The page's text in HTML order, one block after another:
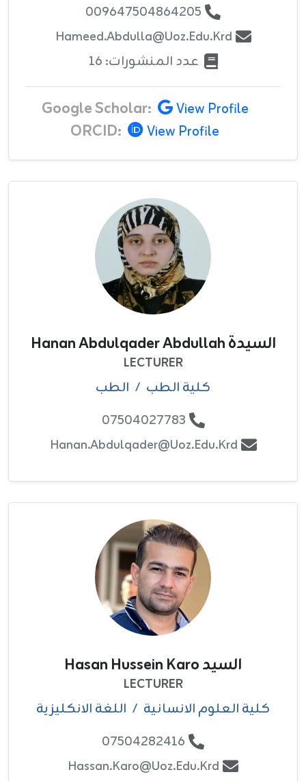
009647504864205
Hameed.abdulla@uoz.edu.krd
عدد المنشورات: 16
Google Scholar: View Profile
ORCID: View Profile
السيدة Hanan Abdulqader Abdullah
LECTURER
کلية الطب / الطب
07504027783
Hanan.abdulqader@uoz.edu.krd
السيد Hasan Hussein Karo
LECTURER
كلية العلوم الانسانية / اللغة الانكليزية
07504282416
Hassan.karo@uoz.edu.krd